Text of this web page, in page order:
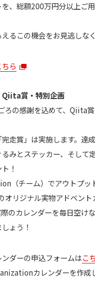
、総額200万円分以上ご
るこの機会をお見逃しな
ちら
賞・特別企画
ろの感謝を込めて、Qiita
走賞」は実施します。達
みとステッカー、そして
！
（チーム）でアウトプッ
オリジナル実物アドベント
のカレンダーを毎日空け
ょう！
ダーの申込フォームはこ
カレンダーを作成